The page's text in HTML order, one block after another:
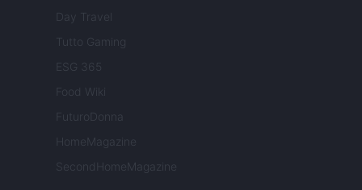
Day Travel
Tutto Gaming
ESG 365
Food Wiki
FuturoDonna
HomeMagazine
SecondHomeMagazine